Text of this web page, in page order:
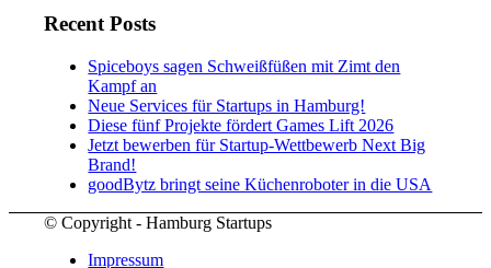
Recent Posts
Spiceboys sagen Schweißfüßen mit Zimt den
Kampf an
Neue Services für Startups in Hamburg!
Diese fünf Projekte fördert Games Lift 2026
Jetzt bewerben für Startup-Wettbewerb Next Big
Brand!
goodBytz bringt seine Küchenroboter in die USA
© Copyright - Hamburg Startups
Impressum